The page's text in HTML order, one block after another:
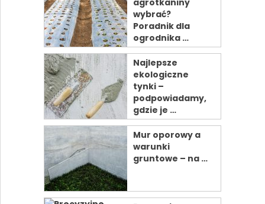
agrotkaniny
wybrać?
Poradnik dla
ogrodnika …
Najlepsze
ekologiczne
tynki –
podpowiadamy,
gdzie je …
Mur oporowy a
warunki
gruntowe – na …